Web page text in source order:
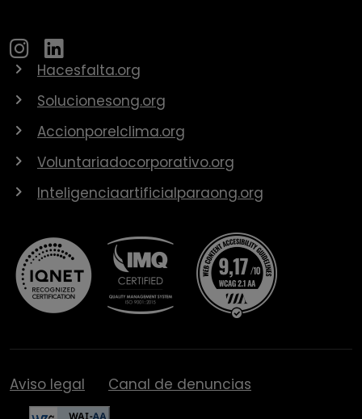
Hacesfalta.org
Solucionesong.org
Accionporelclima.org
Voluntariadocorporativo.org
Inteligenciaartificialparaong.org
Aviso legal Canal de denuncias